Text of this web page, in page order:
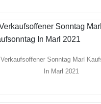
Verkaufsoffener Sonntag Marl
In Marl 2021